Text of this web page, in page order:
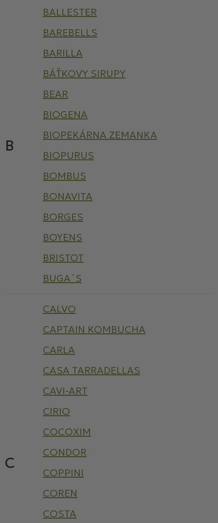
B
BALLESTER
BAREBELLS
BARILLA
BÁŤKOVY SIRUPY
BEAR
BIOGENA
BIOPEKÁRNA ZEMANKA
BIOPURUS
BOMBUS
BONAVITA
BORGES
BOYENS
BRISTOT
BUGA´S
C
CALVO
CAPTAIN KOMBUCHA
CARLA
CASA TARRADELLAS
CAVI-ART
CIRIO
COCOXIM
CONDOR
COPPINI
COREN
COSTA